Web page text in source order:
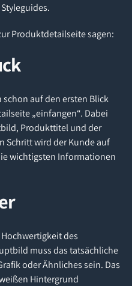
Produktdetailseite sagen:
schon auf den ersten Blick
„einfangen“. Dabei
Produkttitel und der
Schritt wird der Kunde auf
wichtigsten Informationen
des
muss das tatsächliche
oder Ähnliches sein. Das
Hintergrund